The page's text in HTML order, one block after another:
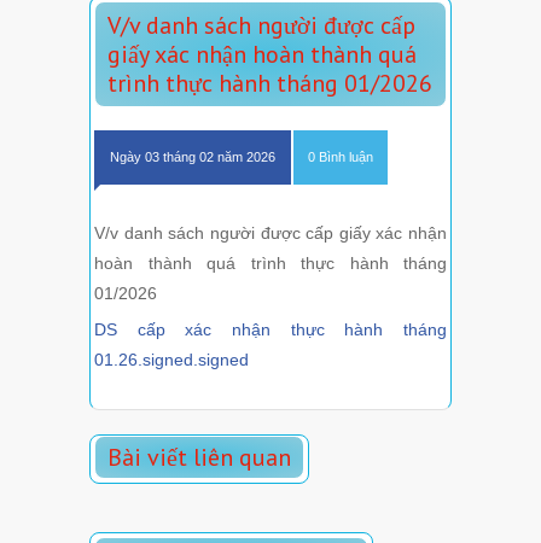
V/v danh sách người được cấp
giấy xác nhận hoàn thành quá
trình thực hành tháng 01/2026
Ngày 03 tháng 02 năm 2026 0 Bình luận
V/v danh sách người được cấp giấy xác nhận
hoàn thành quá trình thực hành tháng
01/2026
DS cấp xác nhận thực hành tháng
01.26.signed.signed
Bài viết liên quan